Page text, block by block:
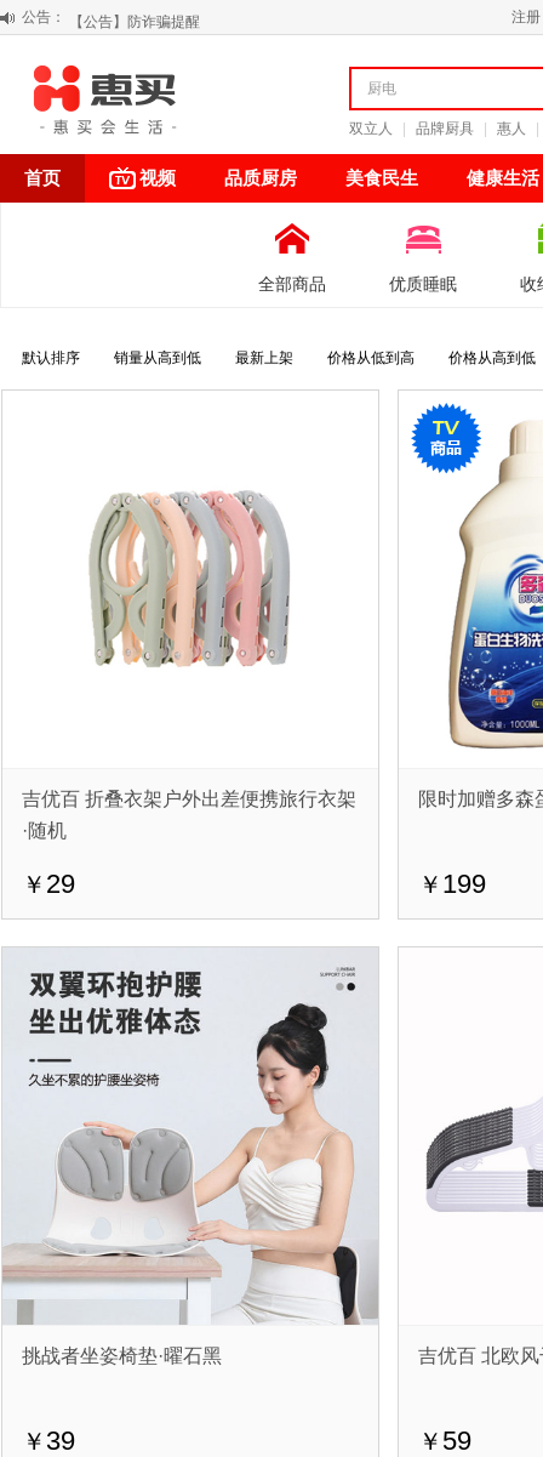
公告：
【公告】防诈骗提醒
阳春三月 惠买带你感受第一颗黄果柑的清新甘甜
关于假冒我公司“惠买小程序“的声明
注册
双立人 品牌厨具 惠人
首页 视频 品质厨房 美食民生 健康生活
全部商品 优质睡眠 收
默认排序 销量从高到低 最新上架 价格从低到高 价格从高到低
吉优百 折叠衣架户外出差便携旅行衣架
·随机
￥ 29
限时加赠多森
￥ 199
挑战者坐姿椅垫·曜石黑
￥ 39
吉优百 北欧
￥ 59